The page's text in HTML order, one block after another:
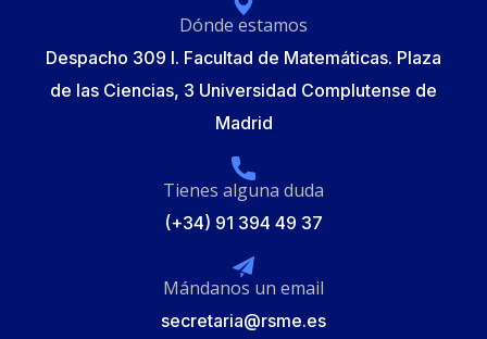
Dónde estamos
Despacho 309 I. Facultad de Matemáticas. Plaza
de las Ciencias, 3 Universidad Complutense de
Madrid
Tienes alguna duda
(+34) 91 394 49 37
Mándanos un email
secretaria@rsme.es